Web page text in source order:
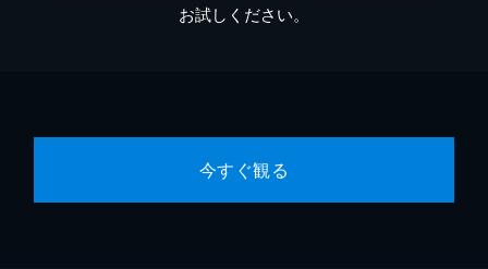
お試しください。
今すぐ観る